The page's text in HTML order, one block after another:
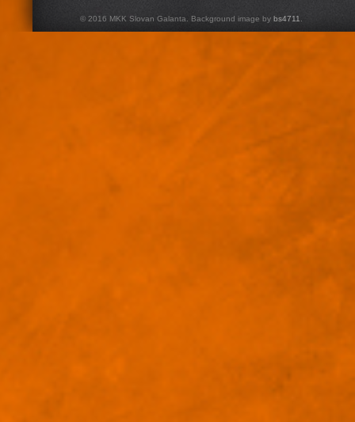
© 2016 MKK Slovan Galanta. Background image by bs4711